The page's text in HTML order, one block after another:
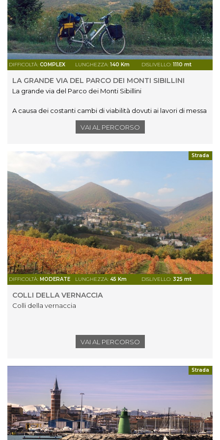
DIFFICOLTÀ: COMPLEX LUNGHEZZA: 140 Km DISLIVELLO: 1110 mt
LA GRANDE VIA DEL PARCO DEI MONTI SIBILLINI
La grande via del Parco dei Monti Sibillini
A causa dei costanti cambi di viabilità dovuti ai lavori di messa
in sicurezza delle strade post sisma, vi consigliamo di
verificare la percorrenza delle stesse sulla carta del parco
VAI AL PERCORSO
Strada
DIFFICOLTÀ: MODERATE LUNGHEZZA: 45 Km DISLIVELLO: 325 mt
COLLI DELLA VERNACCIA
Colli della vernaccia
VAI AL PERCORSO
Strada